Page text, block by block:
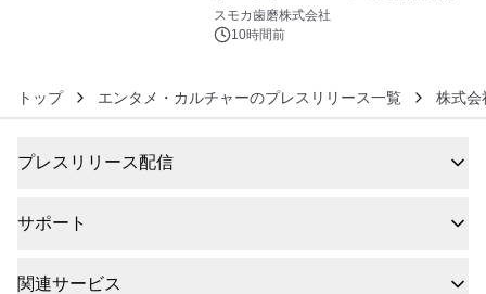
始！
スモカ歯磨株式会社
10時間前
トップ エンタメ・カルチャーのプレスリリース一覧 株式会
プレスリリース配信
サポート
関連サービス